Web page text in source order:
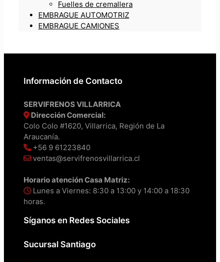
Fuelles de cremallera
EMBRAGUE AUTOMOTRIZ
EMBRAGUE CAMIONES
Información de Contacto
SERVIFRENOS VILLARRICA
Dirección Comercial:
Colo Colo #1620, Villarrica, Región de La
Araucanía.
+56 9 61223840
ventas@servifrenosvillarrica.cl
Horario atención Casa Matriz:
Lunes a Viernes: 8:30 a 13:00 y 14:00 a 18:30
horas.
Síganos en Redes Sociales
Sucursal Santiago